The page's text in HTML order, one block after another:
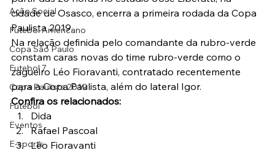
Ação Social
Futebol Americano
Copa São Paulo
Futebol 7
Copa Paulista 2019
Futebol
Eventos
E-sports
cidade de Osasco, encerra a primeira rodada da Copa
Paulista 2019.
Na relação definida pelo comandante da rubro-verde
constam caras novas do time rubro-verde como o
zagueiro Léo Fioravanti, contratado recentemente
para a Copa Paulista, além do lateral Igor.
Confira os relacionados:
Dida
Rafael Pascoal
Léo Fioravanti